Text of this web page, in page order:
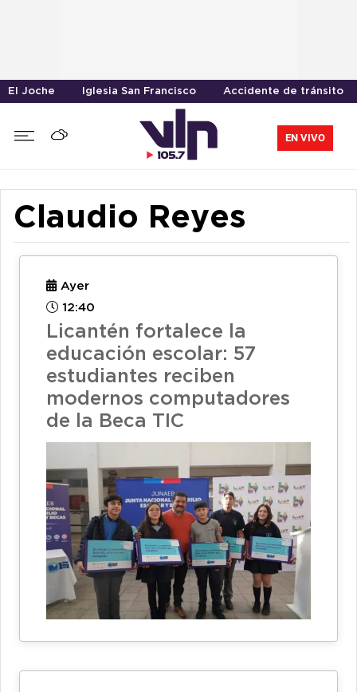
El Joche Iglesia San Francisco Accidente de tránsito
EN VIVO
Claudio Reyes
Ayer
12:40
Licantén fortalece la
educación escolar: 57
estudiantes reciben
modernos computadores
de la Beca TIC